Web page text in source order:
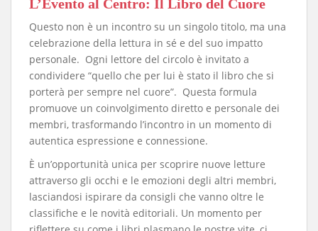
​L’Evento al Centro: Il Libro del Cuore
​Questo non è un incontro su un singolo titolo, ma una
celebrazione della lettura in sé e del suo impatto
personale. Ogni lettore del circolo è invitato a
condividere “quello che per lui è stato il libro che si
porterà per sempre nel cuore”. Questa formula
promuove un coinvolgimento diretto e personale dei
membri, trasformando l’incontro in un momento di
autentica espressione e connessione.
​È un’opportunità unica per scoprire nuove letture
attraverso gli occhi e le emozioni degli altri membri,
lasciandosi ispirare da consigli che vanno oltre le
classifiche e le novità editoriali. Un momento per